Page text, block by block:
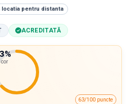
locatia pentru distanta
ACREDITATĂ
%
63/100 puncte